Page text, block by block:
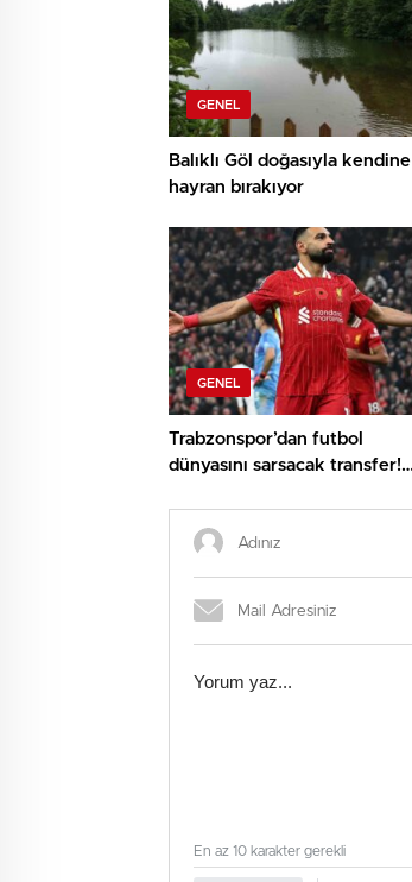
GENEL
Balıklı Göl doğasıyla kendine
hayran bırakıyor
GENEL
Trabzonspor’dan futbol
dünyasını sarsacak transfer!
En az 10 karakter gerekli